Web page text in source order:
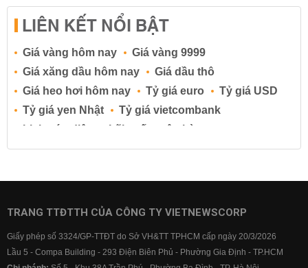
LIÊN KẾT NỔI BẬT
Giá vàng hôm nay
Giá vàng 9999
Giá xăng dầu hôm nay
Giá dầu thô
Giá heo hơi hôm nay
Tỷ giá euro
Tỷ giá USD
Tỷ giá yen Nhật
Tỷ giá vietcombank
Lịch cúp điện
Lãi suất ngân hàng
Lãi suất tiết kiệm
Lãi suất tiền gửi
Lãi suất ngân hàng BIDV
Lãi suất ngân hàng Vietcombank
TRANG TTĐTTH CỦA CÔNG TY VIETNEWSCORP
Giấy phép số 3324/GP-TTĐT do Sở VH&TT TPHCM cấp ngày 20/3/2026
Lầu 5 - Compa Building - 293 Điện Biên Phủ - Phường Gia Định - TP.HCM